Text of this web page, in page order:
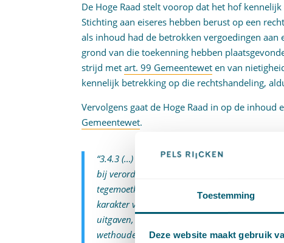
Toestemming
Deze website maakt gebruik
De Hoge Raad stelt voorop dat het hof
Stichting aan eiseres hebben berust op een
als inhoud had de betrokken vergoedingen aan
grond van die toekenning hebben
strijd metart. 99 Gemeentewet en van
kennelijk betrekking op die rechtshandeling,
Vervolgens gaat de Hoge Raad in op de
Gemeentewet.
“3.4.3 (…) Op grond vanart. 95 leden 1 en 2
bij verordening van de raad vast te stellen
tegemoetkoming in de kosten. Naar de
karakter van een vergoeding wegens gederfde
uitgaven, en dus niet het karakter van een
wethouders. In de parlementaire